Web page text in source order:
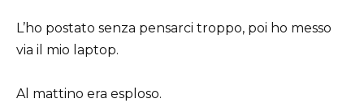
L’ho postato senza pensarci troppo, poi ho messo
via il mio laptop.
Al mattino era esploso.